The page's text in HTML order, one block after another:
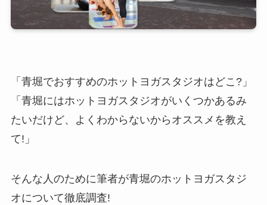
「青堀でおすすめのホットヨガスタジオはどこ?」
「青堀にはホットヨガスタジオがいくつかあるみ
たいだけど、よくわからないからオススメを教え
て!」
そんな人のために筆者が青堀のホットヨガスタジ
オについて徹底調査!